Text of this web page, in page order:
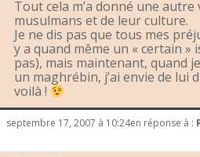
Tout cela m’a donné une
musulmans et de leur culture.
Je ne dis pas que tous mes
y a quand même un « certain »
pas), mais maintenant, quand
un maghrébin, j’ai envie de lui
voilà !
septembre 17, 2007 à 10:24en réponse à :